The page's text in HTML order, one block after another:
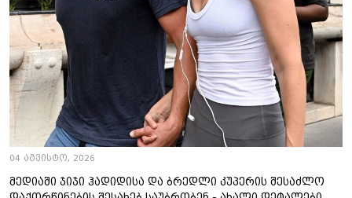
04 აგვისტო, 2026
მედიაში ჯიჯი ჰადიდისა და ბრედლი კუპერის შესაძლო